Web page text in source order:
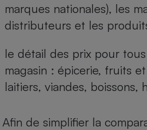
marques nationales), les
distributeurs et les
le détail des prix pour
magasin : épicerie, fruits
laitiers, viandes, boissons,
Afin de simplifier la